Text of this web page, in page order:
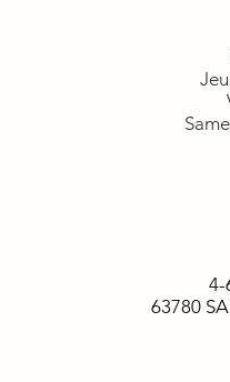
4-
63780